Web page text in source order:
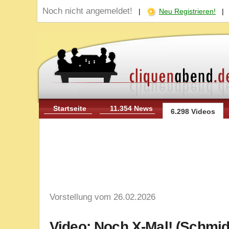
Noch nicht angemeldet! | Neu Registrieren!
Startseite 11.354 News 6.298 Videos
Vorstellung vom 26.02.2026